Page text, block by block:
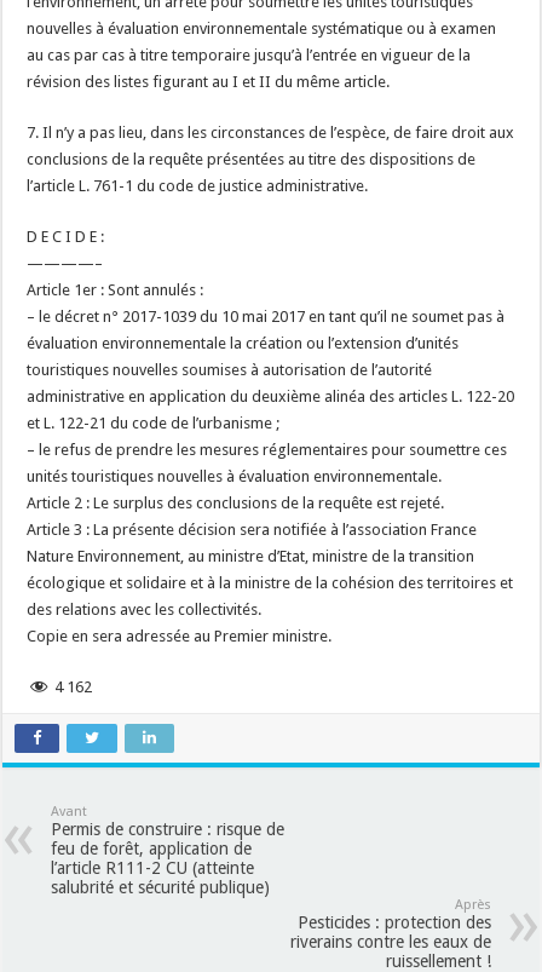
nouvelles à évaluation environnementale systématique ou à examen
au cas par cas à titre temporaire jusqu’à l’entrée en vigueur de la
révision des listes figurant au I et II du même article.
7. Il n’y a pas lieu, dans les circonstances de l’espèce, de faire droit aux
conclusions de la requête présentées au titre des dispositions de
l’article L. 761-1 du code de justice administrative.
D E C I D E :
————–
Article 1er : Sont annulés :
– le décret n° 2017-1039 du 10 mai 2017 en tant qu’il ne soumet pas à
évaluation environnementale la création ou l’extension d’unités
touristiques nouvelles soumises à autorisation de l’autorité
administrative en application du deuxième alinéa des articles L. 122-20
et L. 122-21 du code de l’urbanisme ;
– le refus de prendre les mesures réglementaires pour soumettre ces
unités touristiques nouvelles à évaluation environnementale.
Article 2 : Le surplus des conclusions de la requête est rejeté.
Article 3 : La présente décision sera notifiée à l’association France
Nature Environnement, au ministre d’Etat, ministre de la transition
écologique et solidaire et à la ministre de la cohésion des territoires et
des relations avec les collectivités.
Copie en sera adressée au Premier ministre.
4 162
Avant
Permis de construire : risque de
feu de forêt, application de
l’article R111-2 CU (atteinte
salubrité et sécurité publique)
Après
Pesticides : protection des
riverains contre les eaux de
ruissellement !